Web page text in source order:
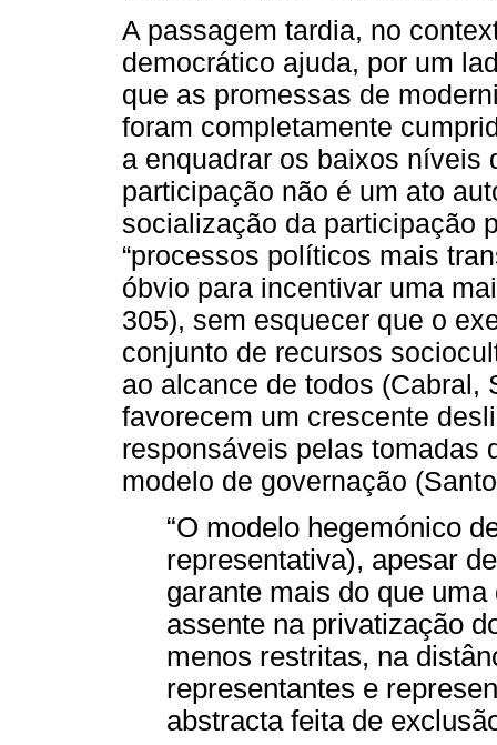
A passagem tardia, no
democrático ajuda, por um
que as promessas de
foram completamente
a enquadrar os baixos níveis
participação não é um ato
socialização da participação
“processos políticos mais
óbvio para incentivar uma
305), sem esquecer que o
conjunto de recursos
ao alcance de todos (Cabral,
favorecem um crescente
responsáveis pelas tomadas
modelo de governação
“O modelo hegemónico
representativa), apesar
garante mais do que
assente na privatização
menos restritas, na
representantes e
abstracta feita de